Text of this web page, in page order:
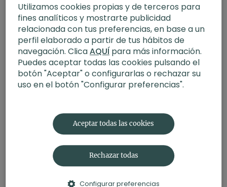
Utilizamos cookies propias y de terceros para
fines analíticos y mostrarte publicidad
relacionada con tus preferencias, en base a un
perfil elaborado a partir de tus hábitos de
navegación. ClicaAQUÍpara más información.
Puedes aceptar todas las cookies pulsando el
botón "Aceptar" o configurarlas o rechazar su
uso en el botón "Configurar preferencias".
Aceptar todas las cookies
Rechazar todas
Configurar preferencias